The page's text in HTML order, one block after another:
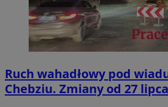
Ruch wahadłowy pod
Chebziu. Zmiany od 27 lipca